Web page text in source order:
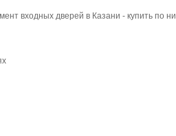
входных дверей в Казани - купить по